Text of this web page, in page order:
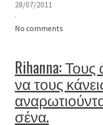
28/07/2011
·
No comments
Rihanna:
να τους
σένα.